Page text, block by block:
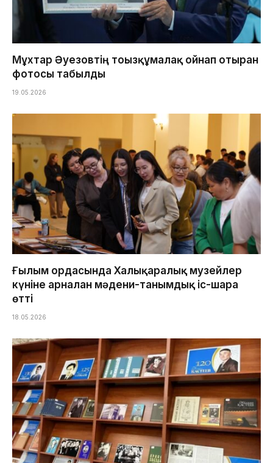
Мұхтар Әуезовтің тоғызқұмалақ ойнап отырған
фотосы табылды
19.05.2026
Ғылым ордасында Халықаралық музейлер
күніне арналған мәдени-танымдық іс-шара
өтті
18.05.2026